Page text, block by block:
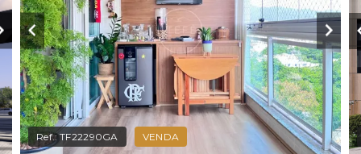
Ref.:TF22290GA VENDA